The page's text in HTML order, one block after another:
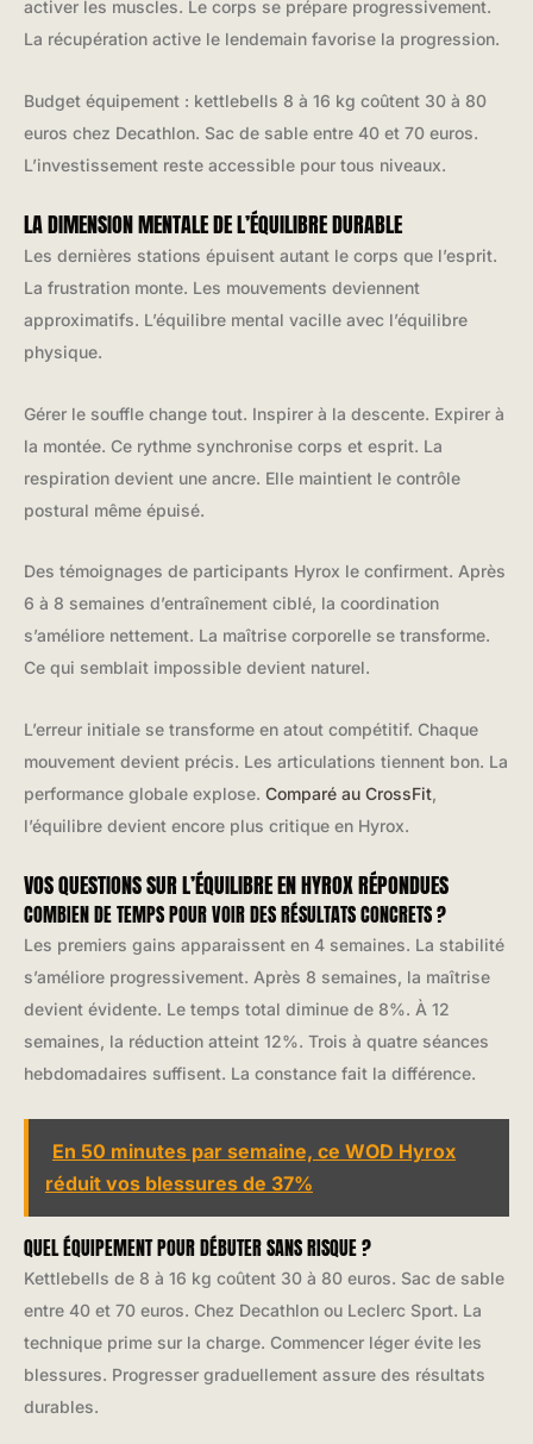
activer les muscles. Le corps se prépare progressivement.
La récupération active le lendemain favorise la progression.
Budget équipement : kettlebells 8 à 16 kg coûtent 30 à 80
euros chez Decathlon. Sac de sable entre 40 et 70 euros.
L’investissement reste accessible pour tous niveaux.
LA DIMENSION MENTALE DE L’ÉQUILIBRE DURABLE
Les dernières stations épuisent autant le corps que l’esprit.
La frustration monte. Les mouvements deviennent
approximatifs. L’équilibre mental vacille avec l’équilibre
physique.
Gérer le souffle change tout. Inspirer à la descente. Expirer à
la montée. Ce rythme synchronise corps et esprit. La
respiration devient une ancre. Elle maintient le contrôle
postural même épuisé.
Des témoignages de participants Hyrox le confirment. Après
6 à 8 semaines d’entraînement ciblé, la coordination
s’améliore nettement. La maîtrise corporelle se transforme.
Ce qui semblait impossible devient naturel.
L’erreur initiale se transforme en atout compétitif. Chaque
mouvement devient précis. Les articulations tiennent bon. La
performance globale explose. Comparé au CrossFit
l’équilibre devient encore plus critique en Hyrox.
VOS QUESTIONS SUR L’ÉQUILIBRE EN HYROX RÉPONDUES
COMBIEN DE TEMPS POUR VOIR DES RÉSULTATS CONCRETS ?
Les premiers gains apparaissent en 4 semaines. La stabilité
s’améliore progressivement. Après 8 semaines, la maîtrise
devient évidente. Le temps total diminue de 8%. À 12
semaines, la réduction atteint 12%. Trois à quatre séances
hebdomadaires suffisent. La constance fait la différence.
En 50 minutes par semaine, ce WOD Hyrox
réduit vos blessures de 37%
QUEL ÉQUIPEMENT POUR DÉBUTER SANS RISQUE ?
Kettlebells de 8 à 16 kg coûtent 30 à 80 euros. Sac de sable
entre 40 et 70 euros. Chez Decathlon ou Leclerc Sport. La
technique prime sur la charge. Commencer léger évite les
blessures. Progresser graduellement assure des résultats
durables.